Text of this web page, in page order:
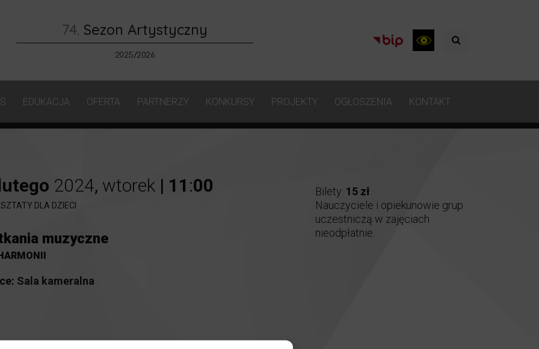
74. Sezon Artystyczny
2025/2026
EDUKACJA OFERTA PARTNERZY KONKURSY PROJEKTY OGŁOSZENIA KONTAKT
2024, wtorek | 11 :00
DLA DZIECI
muzyczne
Sala kameralna
Bilety: 15 zł
Nauczyciele i opiekunowie grup
uczestniczą w zajęciach
nieodpłatnie.